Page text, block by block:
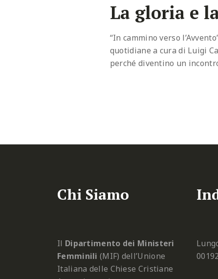
La gloria e
“In cammino verso
quotidiane a cura di Luigi
perché diventino un
Chi Siamo
Il Dipartimento dei Ministeri
Femminili (MIF) dell’Unione
Italiana delle Chiese Cristiane